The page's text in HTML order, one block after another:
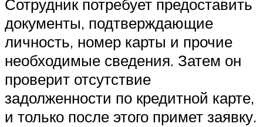
Сотрудник потребует предоставить
документы, подтверждающие
личность, номер карты и прочие
необходимые сведения. Затем он
проверит отсутствие
задолженности по кредитной карте,
и только после этого примет заявку.